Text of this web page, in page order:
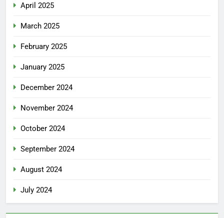
April 2025
March 2025
February 2025
January 2025
December 2024
November 2024
October 2024
September 2024
August 2024
July 2024